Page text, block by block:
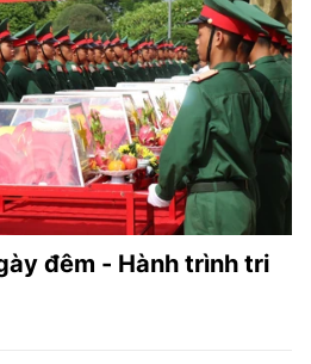
đêm - Hành trình tri